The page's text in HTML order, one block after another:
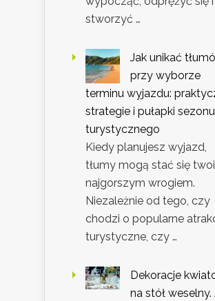
stworzyć …
Jak unikać
przy wyborze
terminu wyjazdu:
strategie i pułapki sezonu
turystycznego
Kiedy planujesz wyjazd,
tłumy mogą stać się
najgorszym wrogiem.
Niezależnie od tego, czy
chodzi o popularne
turystyczne, czy …
Dekoracje
na stół weselny.